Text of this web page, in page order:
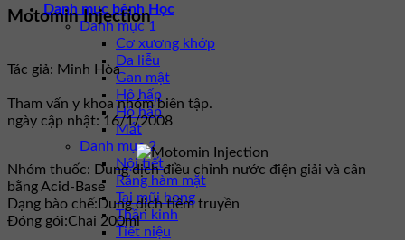
Danh mục bệnh Học
Danh mục 1
Cơ xương khớp
Da liễu
Gan mật
Hô hấp
Hô hấp
Mắt
Danh mục 2
Nội tiết
Răng hàm mặt
Tai mũi họng
Thần kinh
Tiết niệu
Motomin Injection
Tác giả: Minh Hòa
Tham vấn y khoa nhóm biên tập.
ngày cập nhật: 16/1/2008
Nhóm thuốc: Dung dịch điều chỉnh nước điện giải và cân
bằng Acid-Base
Dạng bào chế: Dung dịch tiêm truyền
Đóng gói:Chai 200ml